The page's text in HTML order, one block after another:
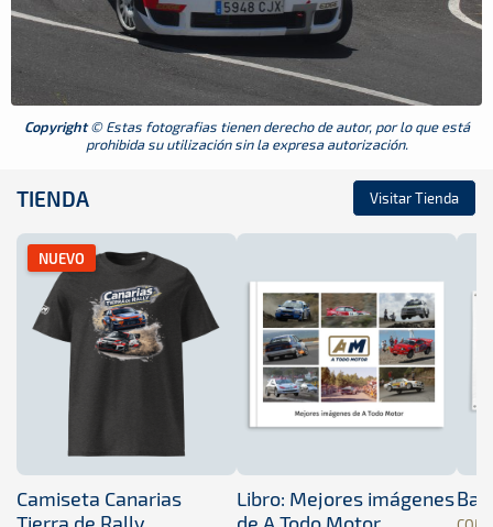
Copyright© Estas fotografias tienen derecho de autor, por lo que está
prohibida su utilización sin la expresa autorización.
TIENDA Visitar Tienda
NUEVO
Camiseta Canarias
Libro: Mejores imágenes